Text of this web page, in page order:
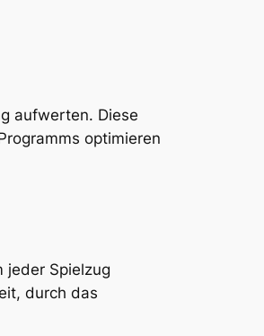
aufwerten. Diese
optimieren
jeder Spielzug
durch das